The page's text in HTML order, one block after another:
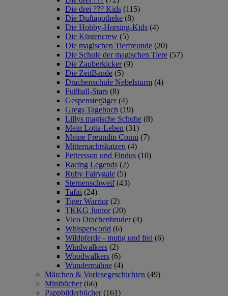
Die drei ??? Kids (115)
Die Duftapotheke (8)
Die Hobby-Horsing-Kids (4)
Die Küstencrew (5)
Die magischen Tierfreunde (20)
Die Schule der magischen Tiere (57)
Die Zauberkicker (9)
Die ZeitBande (5)
Drachenschule Nebelsturm (4)
Fußball-Stars (8)
Gespensterjäger (4)
Gregs Tagebuch (19)
Lillys magische Schuhe (8)
Mein Lotta-Leben (31)
Meine Freundin Conni (7)
Mitternachtskatzen (4)
Pettersson und Findus (10)
Racing Legends (2)
Ruby Fairygale (5)
Sternenschweif (43)
Tafiti (24)
Tiger Warrior (2)
TKKG Junior (20)
Vico Drachenbruder (4)
Whisperworld (6)
Wildpferde - mutig und frei (6)
Windwalkers (2)
Woodwalkers (6)
Wundermähne (4)
Märchen & Vorlesegeschichten (49)
Minibücher (66)
Pappbilderbücher (161)